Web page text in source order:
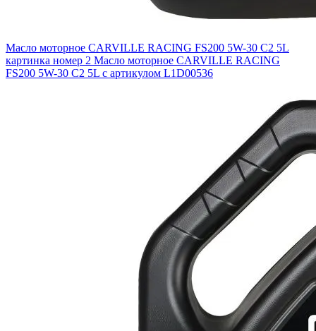
Масло моторное CARVILLE RACING FS200 5W-30 С2 5L
картинка номер 2 Масло моторное CARVILLE RACING
FS200 5W-30 С2 5L с артикулом L1D00536